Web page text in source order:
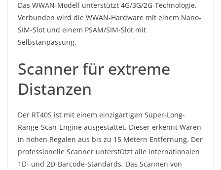
Das WWAN-Modell unterstützt 4G/3G/2G-Technologie.
Verbunden wird die WWAN-Hardware mit einem Nano-
SIM-Slot und einem PSAM/SIM-Slot mit
Selbstanpassung.
Scanner für extreme
Distanzen
Der RT40S ist mit einem einzigartigen Super-Long-
Range-Scan-Engine ausgestattet. Dieser erkennt Waren
in hohen Regalen aus bis zu 15 Metern Entfernung. Der
professionelle Scanner unterstützt alle internationalen
1D- und 2D-Barcode-Standards. Das Scannen von